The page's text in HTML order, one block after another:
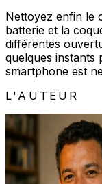
Nettoyez enfin le
batterie et la
différentes
quelques instants
smartphone est
L'AUTEUR